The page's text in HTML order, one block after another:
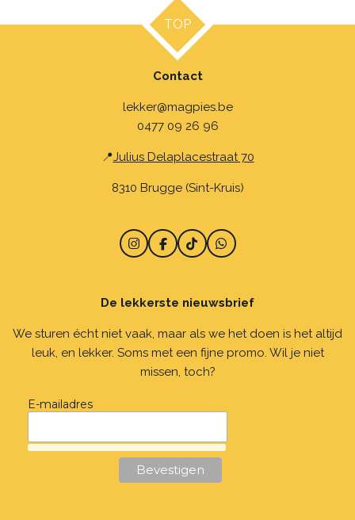
TOP
Contact
lekker@magpies.be
0477 09 26 96
📍Julius Delaplacestraat 70
8310 Brugge (Sint-Kruis)
I
n
a
r
m
F
a
b
o
T
i
o
W
h
s
p
De lekkerste nieuwsbrief
We sturen écht niet vaak, maar als we het doen is het altijd
leuk, en lekker. Soms met een fijne promo. Wil je niet
missen, toch?
E-mailadres